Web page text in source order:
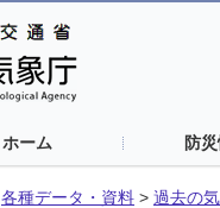
ホーム 防
各種データ・資料 > 過去の